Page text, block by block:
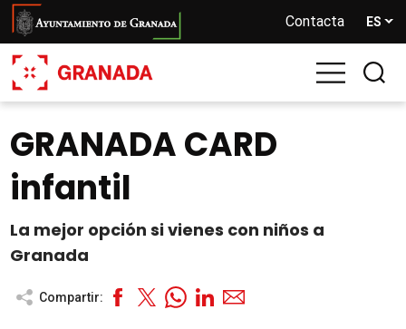
Pasar
contenido
principal
Contacta ES
GRANADA CARD
infantil
La mejor opción si vienes con niños a
Granada
Compartir: